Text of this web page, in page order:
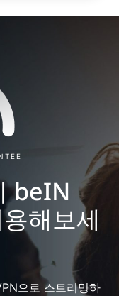
beIN
해보세
으로 스트리밍하